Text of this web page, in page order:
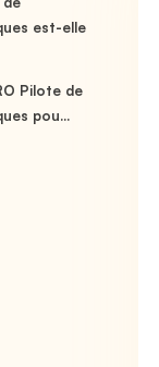
est-elle
Pilote de
pou...